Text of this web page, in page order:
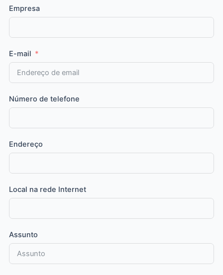
Empresa
E-mail
Número de telefone
Endereço
Local na rede Internet
Assunto